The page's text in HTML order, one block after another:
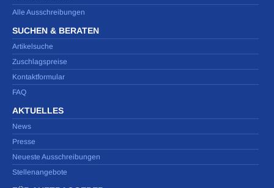
Alle Ausschreibungen
SUCHEN & BERATEN
Artikelsuche
Zuschlagspreise
Kontaktformular
FAQ
AKTUELLES
News
Presse
Neueste Ausschreibungen
Stellenangebote